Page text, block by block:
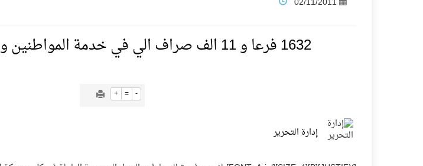
فنّ المكاتب للتجارة توقّع اتفاقية شراكة مع أكاديمية الهلال
تنافس قوي بين كبرى الإسطبلات في ثاني أسابيع موسم سباقات الرياض
سيل الخير يروي ملاعب الكوكب
1632 فرعا و 11 الف صراف الي في خدمة المواطنين وضيوف الرحمن
+ = -
إدارة التحرير